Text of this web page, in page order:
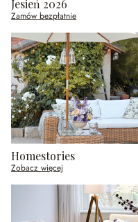
Jesień 2026
Zamów bezpłatnie
Homestories
Zobacz więcej